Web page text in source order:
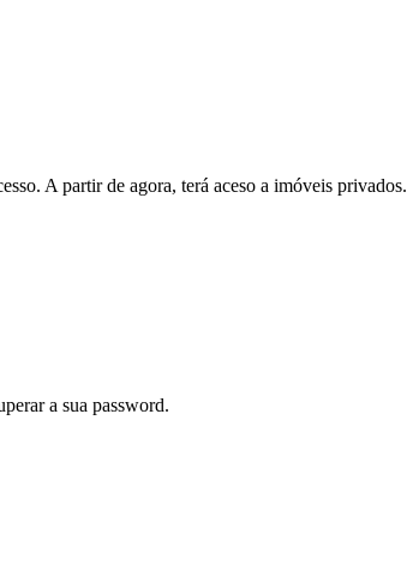
A partir de agora, terá aceso a imóveis privados.
a sua password.